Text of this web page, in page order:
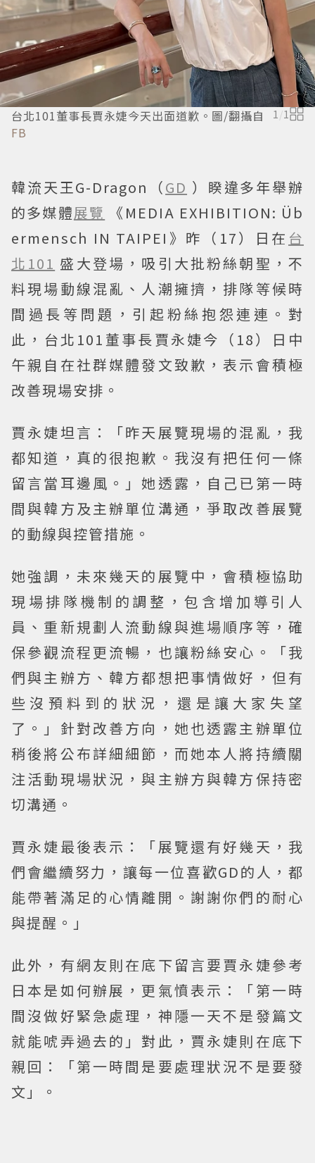
台北101董事長賈永婕今天出面道歉。圖/翻攝自
FB
1/1
韓流天王G-Dragon（GD ）睽違多年舉辦
的多媒體展覽
《MEDIA EXHIBITION: Üb
ermensch IN TAIPEI》昨（17）日在 台
北101 盛大登場，吸引大批粉絲朝聖，不
料現場動線混亂、人潮擁擠，排隊等候時
間過長等問題，引起粉絲抱怨連連。對
此，台北101董事長賈永婕今（18）日中
午親自在社群媒體發文致歉，表示會積極
改善現場安排。
賈永婕坦言：「昨天展覽現場的混亂，我
都知道，真的很抱歉。我沒有把任何一條
留言當耳邊風。」她透露，自己已第一時
間與韓方及主辦單位溝通，爭取改善展覽
的動線與控管措施。
她強調，未來幾天的展覽中，會積極協助
現場排隊機制的調整，包含增加導引人
員、重新規劃人流動線與進場順序等，確
保參觀流程更流暢，也讓粉絲安心。「我
們與主辦方、韓方都想把事情做好，但有
些沒預料到的狀況，還是讓大家失望
了。」針對改善方向，她也透露主辦單位
稍後將公布詳細細節，而她本人將持續關
注活動現場狀況，與主辦方與韓方保持密
切溝通。
賈永婕最後表示：「展覽還有好幾天，我
們會繼續努力，讓每一位喜歡GD的人，都
能帶著滿足的心情離開。謝謝你們的耐心
與提醒。」
此外，有網友則在底下留言要賈永婕參考
日本是如何辦展，更氣憤表示：「第一時
間沒做好緊急處理，神隱一天不是發篇文
就能唬弄過去的」對此，賈永婕則在底下
親回：「第一時間是要處理狀況不是要發
文」。